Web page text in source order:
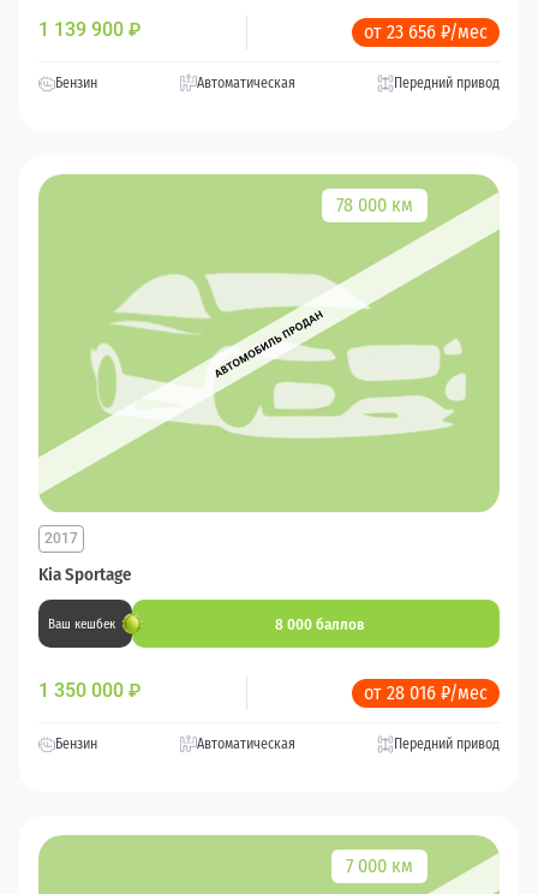
1 139 900 ₽ от 23 656 ₽/мес
Бензин Автоматическая Передний привод
78 000 км
Kia Sportage
2017
Ваш кешбек 8 000 баллов
1 350 000 ₽ от 28 016 ₽/мес
Бензин Автоматическая Передний привод
7 000 км